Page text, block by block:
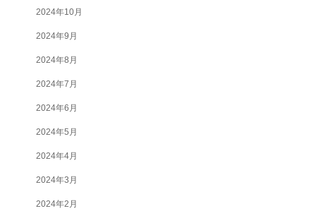
2024年10月
2024年9月
2024年8月
2024年7月
2024年6月
2024年5月
2024年4月
2024年3月
2024年2月